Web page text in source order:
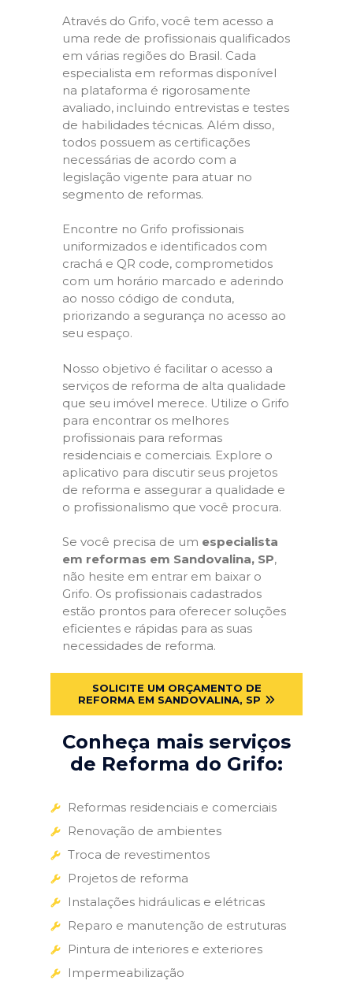
Através do Grifo, você tem acesso a
uma rede de profissionais qualificados
em várias regiões do Brasil. Cada
especialista em reformas disponível
na plataforma é rigorosamente
avaliado, incluindo entrevistas e testes
de habilidades técnicas. Além disso,
todos possuem as certificações
necessárias de acordo com a
legislação vigente para atuar no
segmento de reformas.
Encontre no Grifo profissionais
uniformizados e identificados com
crachá e QR code, comprometidos
com um horário marcado e aderindo
ao nosso código de conduta,
priorizando a segurança no acesso ao
seu espaço.
Nosso objetivo é facilitar o acesso a
serviços de reforma de alta qualidade
que seu imóvel merece. Utilize o Grifo
para encontrar os melhores
profissionais para reformas
residenciais e comerciais. Explore o
aplicativo para discutir seus projetos
de reforma e assegurar a qualidade e
o profissionalismo que você procura.
Se você precisa de um especialista
em reformas em Sandovalina, SP,
não hesite em entrar em baixar o
Grifo. Os profissionais cadastrados
estão prontos para oferecer soluções
eficientes e rápidas para as suas
necessidades de reforma.
SOLICITE UM ORÇAMENTO DE
REFORMA EM SANDOVALINA, SP
Conheça mais serviços
de Reforma do Grifo:
Reformas residenciais e comerciais
Renovação de ambientes
Troca de revestimentos
Projetos de reforma
Instalações hidráulicas e elétricas
Reparo e manutenção de estruturas
Pintura de interiores e exteriores
Impermeabilização